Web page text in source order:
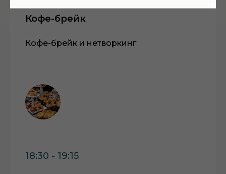
Кофе-брейк
Кофе-брейк и нетворкинг
18:30 - 19:15